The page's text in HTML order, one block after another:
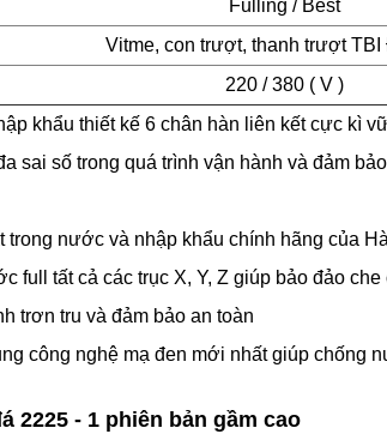
Fulling / Best
Vitme, con trượt, thanh trượt
220 / 380 ( V )
khẩu thiết kế 6 chân hàn liên kết cực kì
sai số trong quá trình vận hành và đảm
trong nước và nhập khẩu chính hãng của
full tất cả các trục X, Y, Z giúp bảo đảo
trơn tru và đảm bảo an toàn
công nghệ mạ đen mới nhất giúp chống
2225 - 1 phiên bản gầm cao